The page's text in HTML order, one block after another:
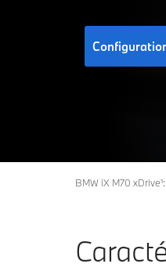
BMW iX M70